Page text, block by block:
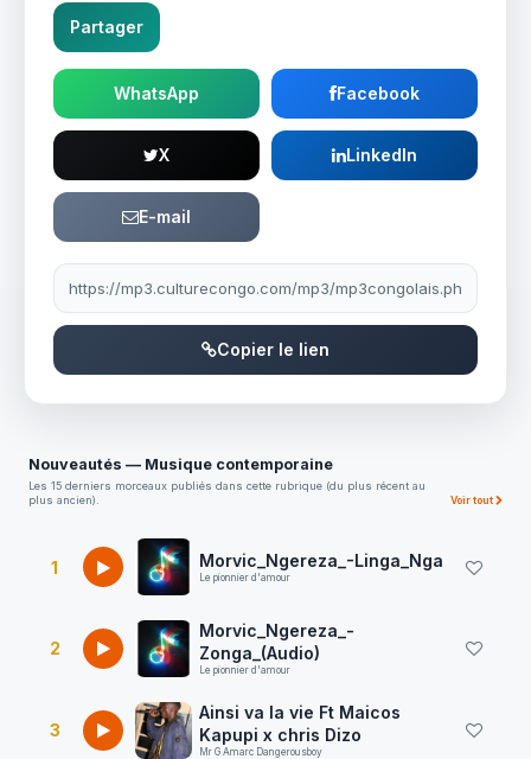
Partager
WhatsApp Facebook
X LinkedIn
E-mail
Lien à partager
Copier le lien
Nouveautés — Musique contemporaine
Les 15 derniers morceaux publiés dans cette rubrique (du plus récent au
plus ancien).
Voir tout
1 Morvic_Ngereza_-Linga_Nga
Le pionnier d'amour
2
Morvic_Ngereza_-
Zonga_(Audio)
Le pionnier d'amour
3
Ainsi va la vie Ft Maicos
Kapupi x chris Dizo
Mr G Amarc Dangerousboy